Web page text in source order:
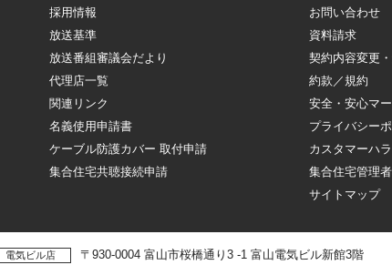
採用情報
放送基準
放送番組審議会だより
代理店一覧
関連リンク
名義使用申請書
ケーブル防護カバー 取付申請
集合住宅共聴接続申請
お問い合わせ
資料請求
契約内容変更
約款／規約
安全・安心マ
プライバシー
カスタマーハ
集合住宅管理
サイトマップ
電気ビル店
〒930-0004 富山市桜橋通り3 -1 富山電気ビル新館3階